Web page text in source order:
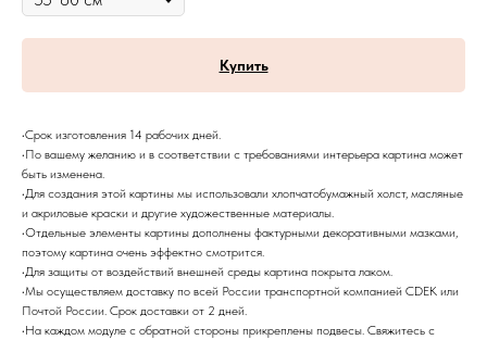
Купить
•Срок изготовления 14 рабочих дней.
•По вашему желанию и в соответствии с требованиями интерьера картина может
быть изменена.
•Для создания этой картины мы использовали хлопчатобумажный холст, масляные
и акриловые краски и другие художественные материалы.
•Отдельные элементы картины дополнены фактурными декоративными мазками,
поэтому картина очень эффектно смотрится.
•Для защиты от воздействий внешней среды картина покрыта лаком.
•Мы осуществляем доставку по всей России транспортной компанией CDEK или
Почтой России. Срок доставки от 2 дней.
•На каждом модуле с обратной стороны прикреплены подвесы. Свяжитесь с